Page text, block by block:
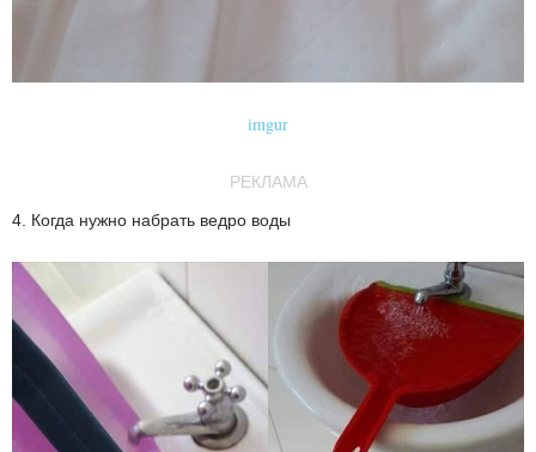
imgur
РЕКЛАМА
4. Когда нужно набрать ведро воды